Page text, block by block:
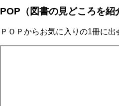
POP（図書の見どころを紹
ＰＯＰからお気に入りの1冊に出